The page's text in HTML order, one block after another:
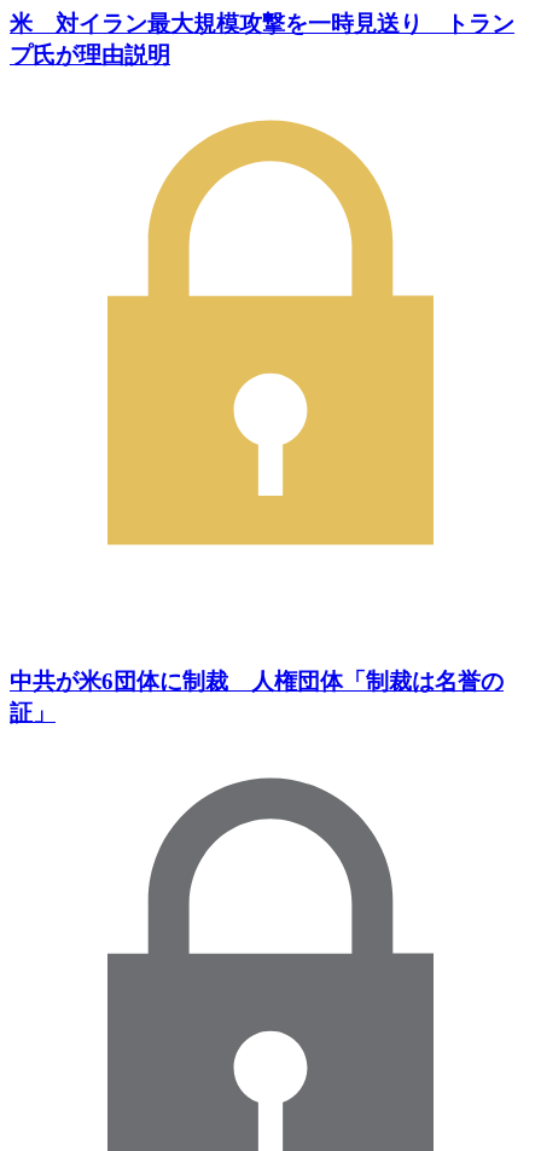
米 対イラン最大規模攻撃を一時見送り トラン
プ氏が理由説明
中共が米6団体に制裁 人権団体「制裁は名誉の
証」